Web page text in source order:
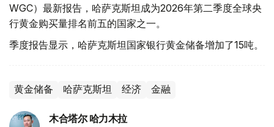
WGC）最新报告，哈萨克斯坦成为2026年第二季度全球央
行黄金购买量排名前五的国家之一。
季度报告显示，哈萨克斯坦国家银行黄金储备增加了15吨。
黄金储备 哈萨克斯坦 经济 金融
木合塔尔 哈力木拉